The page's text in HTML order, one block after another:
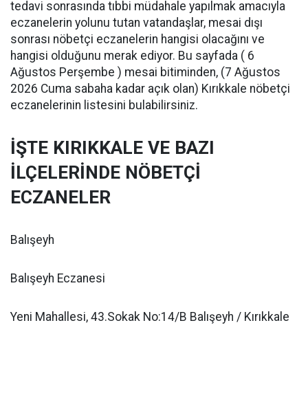
tedavi sonrasında tıbbi müdahale yapılmak amacıyla
eczanelerin yolunu tutan vatandaşlar, mesai dışı
sonrası nöbetçi eczanelerin hangisi olacağını ve
hangisi olduğunu merak ediyor. Bu sayfada ( 6
Ağustos Perşembe ) mesai bitiminden, (7 Ağustos
2026 Cuma sabaha kadar açık olan) Kırıkkale nöbetçi
eczanelerinin listesini bulabilirsiniz.
İŞTE KIRIKKALE VE BAZI
İLÇELERİNDE NÖBETÇİ
ECZANELER
Balışeyh
Balışeyh Eczanesi
Yeni Mahallesi, 43.Sokak No:14/B Balışeyh / Kırıkkale